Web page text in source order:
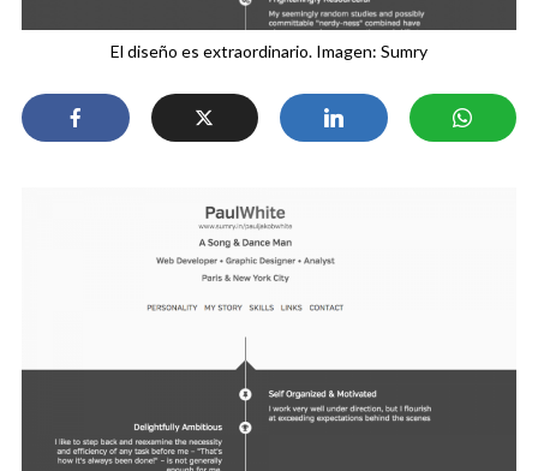
El diseño es extraordinario. Imagen: Sumry